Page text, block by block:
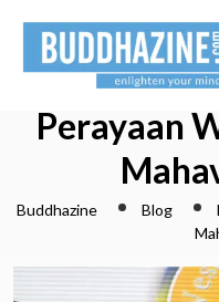
Perayaan
Buddhazine Blog